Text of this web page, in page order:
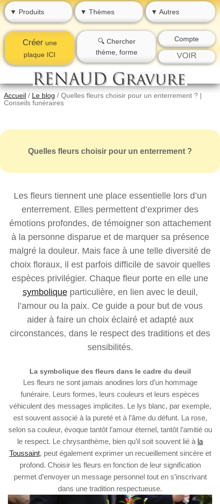
▼ Produits ▼ Thèmes ▼ Autres
Créerune
plaque ICI
🔍 Chercher
thème, forme
Compte
Accueil / Le blog / Quelles fleurs choisir pour un enterrement ? |
Conseils funéraires
Quelles fleurs choisir pour un enterrement ?
Les fleurs tiennent une place essentielle lors d’un
enterrement. Elles permettent d’exprimer des
émotions profondes, de témoigner son attachement
à la personne disparue et de marquer sa présence
malgré la douleur. Mais face à une telle diversité de
choix floraux, il est parfois difficile de savoir quelles
espèces privilégier. Chaque fleur porte en elle une
symboliqueparticulière, en lien avec le deuil,
l’amour ou la paix. Ce guide a pour but de vous
aider à faire un choix éclairé et adapté aux
circonstances, dans le respect des traditions et des
sensibilités.
La symbolique des fleurs dans le cadre du deuil
Les fleurs ne sont jamais anodines lors d’un hommage
funéraire. Leurs formes, leurs couleurs et leurs espèces
véhiculent des messages implicites. Le lys blanc, par exemple,
est souvent associé à la pureté et à l’âme du défunt. La rose,
selon sa couleur, évoque tantôt l’amour éternel, tantôt l’amitié ou
le respect. Le chrysanthème, bien qu’il soit souvent lié à la
Toussaint, peut également exprimer un recueillement sincère et
profond. Choisir les fleurs en fonction de leur signification
permet d’envoyer un message personnel tout en s’inscrivant
dans une tradition respectueuse.